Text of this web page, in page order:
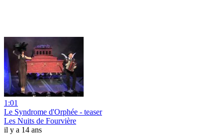
1:01
Le Syndrome d'Orphée - teaser
Les Nuits de Fourvière
il y a 14 ans